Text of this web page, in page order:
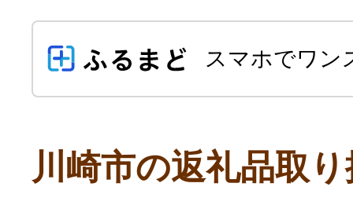
スマホでワン
川崎市の返礼品取